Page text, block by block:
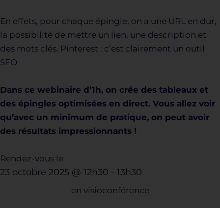
En effets, pour chaque épingle, on a une URL en dur,
la possibilité de mettre un lien, une description et
des mots clés. Pinterest : c’est clairement un outil
SEO
Dans ce webinaire d’1h, on crée des tableaux et
des épingles optimisées en direct. Vous allez voir
qu’avec un minimum de pratique, on peut avoir
des résultats impressionnants !
Rendez-vous le
23 octobre 2025 @ 12h30 - 13h30
en visioconférence